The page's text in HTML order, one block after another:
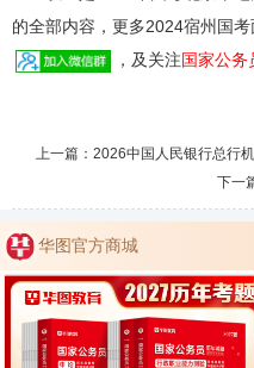
的全部内容，更多2024宿州国
，及关注国家公务
上一篇： 2026中国人民银行总行
下一
华图官方商城